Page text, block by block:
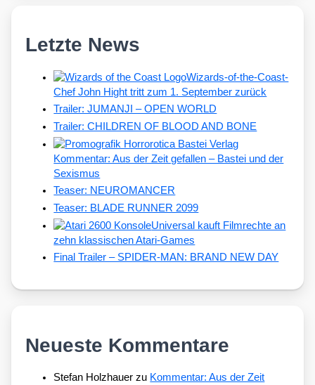
Letzte News
Wizards-of-the-Coast-
Chef John Hight tritt zum 1. September zurück
Trailer: JUMANJI – OPEN WORLD
Trailer: CHILDREN OF BLOOD AND BONE
Kommentar: Aus der Zeit gefallen – Bastei und der
Sexismus
Teaser: NEUROMANCER
Teaser: BLADE RUNNER 2099
Universal kauft Filmrechte an
zehn klassischen Atari-Games
Final Trailer – SPIDER-MAN: BRAND NEW DAY
Neueste Kommentare
Stefan Holzhauer zu Kommentar: Aus der Zeit